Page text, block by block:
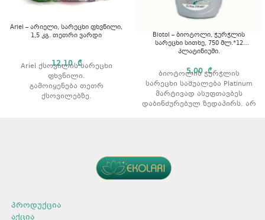
Ariel – არიელი, სარეცხი ფხვნილი,
1,5 კგ. თეთრი ვარდი
12,10₾
Ariel ქსოვილის სარეცხი
ფხვნილი.
გამოიყენება თეთრ
ქსოვილებზე.
Biotol – ბიოტოლი, ჭურჭლის
სარეცხი სითხე, 750 მლ.*12
პლატინიუმი.
5,00₾
ბიოტოლის ჭურჭლის
სარეცხი საშუალება Platinum
მარტივად ასუფთავბეს
დაბინძურებულ ზედაპირს. არ
და ალკოჰოლის გარეშე,
კანისთვის შესაბამისი pH
პროდუქცია
აქცია